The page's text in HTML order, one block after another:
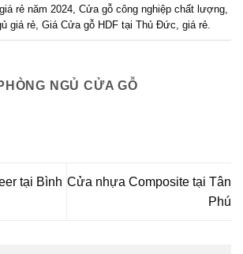
rẻ năm 2024, Cửa gỗ công nghiệp chất lượng,
giá rẻ, Giá Cửa gỗ HDF tại Thủ Đức giá rẻ.
NGỦ CỬA GỖ
tại Bình Cửa nhựa Composite tại Tân
Phú